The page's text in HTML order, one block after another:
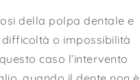
della polpa dentale e
o impossibilità
caso l’intervento